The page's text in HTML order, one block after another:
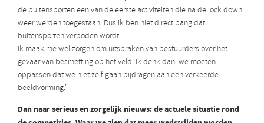
de buitensporten een van de eerste activiteiten die na de lock down
weer werden toegestaan. Dus ik ben niet direct bang dat
buitensporten verboden wordt.
Ik maak me wel zorgen om uitspraken van bestuurders over het
gevaar van besmetting op het veld. Ik denk dan: we moeten
oppassen dat we niet zelf gaan bijdragen aan een verkeerde
beeldvorming.’
Dan naar serieus en zorgelijk nieuws: de actuele situatie rond